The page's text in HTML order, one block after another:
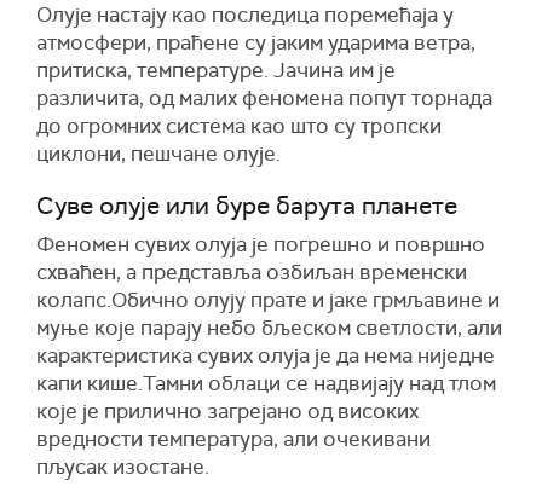
Олује настају као последица поремећаја у
атмосфери, праћене су јаким ударима ветра,
притиска, температуре. Јачина им је
различита, од малих феномена попут торнада
до огромних система као што су тропски
циклони, пешчане олује.
Суве олује или буре барута планете
Феномен сувих олуја је погрешно и површно
схваћен, а представља озбиљан временски
колапс.Обично олују прате и јаке грмљавине и
муње које парају небо бљеском светлости, али
карактеристика сувих олуја је да нема ниједне
капи кише.Тамни облаци се надвијају над тлом
које је прилично загрејано од високих
вредности температура, али очекивани
пљусак изостане.